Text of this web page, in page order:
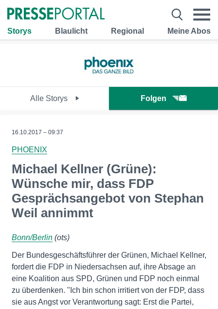
Storys Blaulicht Regional Meine Abos
Alle Storys Folgen
16.10.2017 – 09:37
PHOENIX
Michael Kellner (Grüne):
Wünsche mir, dass FDP
Gesprächsangebot von Stephan
Weil annimmt
Bonn/Berlin (ots)
Der Bundesgeschäftsführer der Grünen, Michael Kellner,
fordert die FDP in Niedersachsen auf, ihre Absage an
eine Koalition aus SPD, Grünen und FDP noch einmal
zu überdenken. "Ich bin schon irritiert von der FDP, dass
sie aus Angst vor Verantwortung sagt: Erst die Partei,